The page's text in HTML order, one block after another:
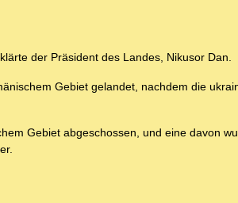
der Präsident des Landes, Nikusor Dan.
Gebiet gelandet, nachdem die
Gebiet abgeschossen, und eine davon